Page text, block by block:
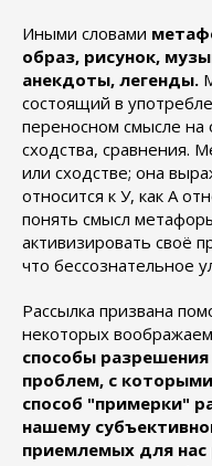
Иными словами
образ, рисунок,
анекдоты, легенды.
состоящий в
переносном смысле на
сходства, сравнения.
или сходстве; она
относится к У, как А
понять смысл
активизировать своё
что бессознательное
Рассылка призвана
некоторых
способы
проблем, с
способ "примерки"
нашему
приемлемых для